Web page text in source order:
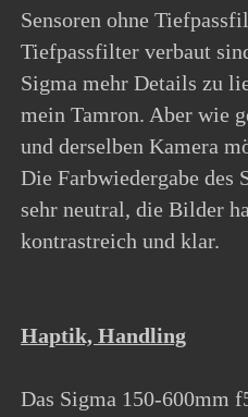
Sensoren ohne
Tiefpassfilter verbaut
Sigma mehr Details zu
mein Tamron. Aber wie
und derselben Kamera
Die Farbwiedergabe des
sehr neutral, die Bilder
kontrastreich und klar.
Haptik, Handling
Das Sigma 150-600mm